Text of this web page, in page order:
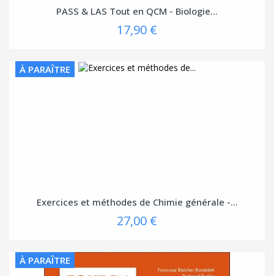
PASS & LAS Tout en QCM - Biologie...
17,90 €
À PARAÎTRE
Exercices et méthodes de Chimie générale -...
27,00 €
À PARAÎTRE